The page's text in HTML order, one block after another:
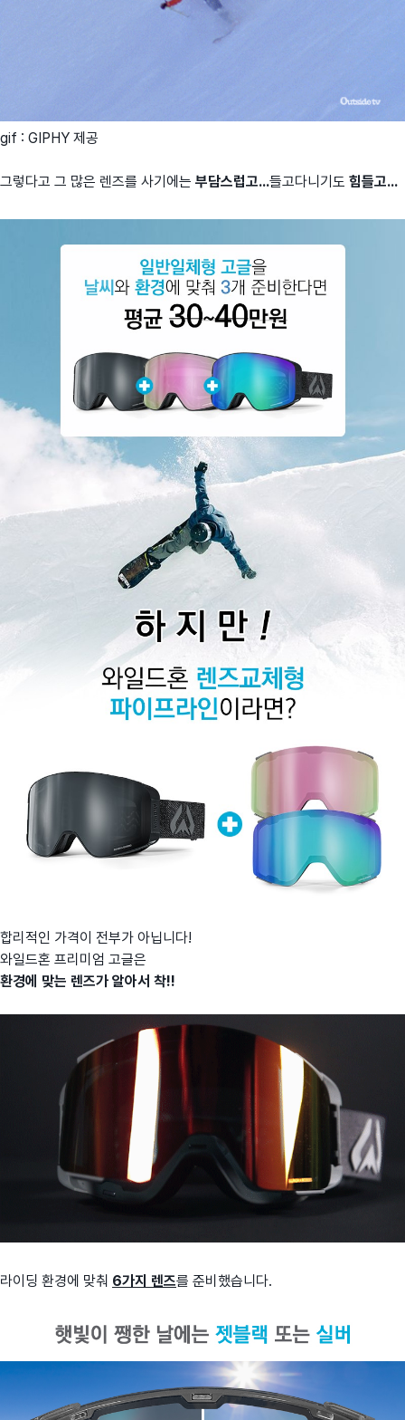
gif : GIPHY 제공
그렇다고 그 많은 렌즈를 사기에는 부담스럽고...들고다니기도 힘들고...
합리적인 가격이 전부가 아닙니다!
와일드혼 프리미엄 고글은
환경에 맞는 렌즈가 알아서 착!!
라이딩 환경에 맞춰 6가지 렌즈를 준비했습니다.